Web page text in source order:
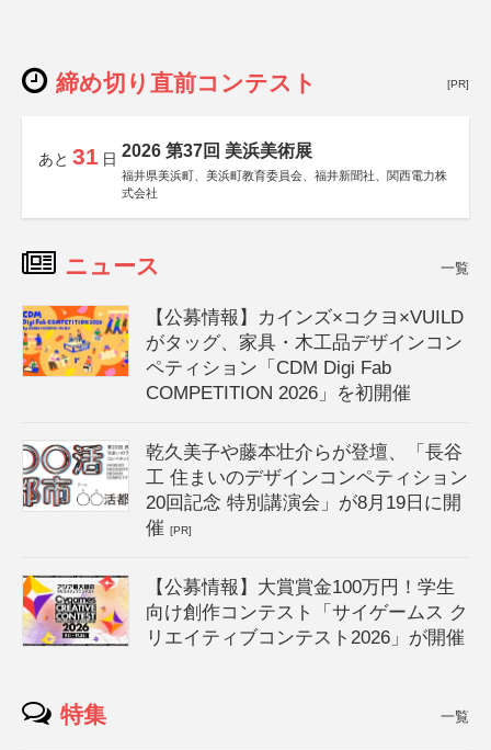
締め切り直前コンテスト [PR]
あと 31 日 2026 第37回 美浜美術展
福井県美浜町、美浜町教育委員会、福井新聞社、関西電力株
式会社
ニュース 一覧
【公募情報】カインズ×コクヨ×VUILD
がタッグ、家具・木工品デザインコン
ペティション「CDM Digi Fab
COMPETITION 2026」を初開催
乾久美子や藤本壮介らが登壇、「長谷
工 住まいのデザインコンペティション
20回記念 特別講演会」が8月19日に開
催[PR]
【公募情報】大賞賞金100万円！学生
向け創作コンテスト「サイゲームス ク
リエイティブコンテスト2026」が開催
特集 一覧